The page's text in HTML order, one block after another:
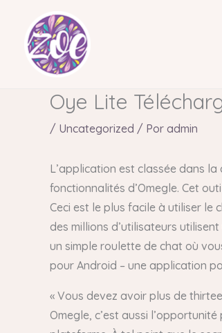
contenido
Oye Lite
/ Uncategorized / Por admin
L’application est classée dans
fonctionnalités d’Omegle. Cet
Ceci est le plus facile à utiliser
des millions d’utilisateurs
un simple roulette de chat où
pour Android – une application
« Vous devez avoir plus de
Omegle, c’est aussi